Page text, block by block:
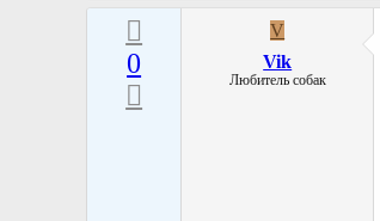
0
V
Vik
Любитель собак